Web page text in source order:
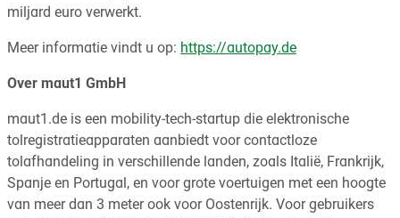
miljard euro verwerkt.
Meer informatie vindt u op: https://autopay.de
Over maut1 GmbH
maut1.de is een mobility-tech-startup die elektronische
tolregistratieapparaten aanbiedt voor contactloze
tolafhandeling in verschillende landen, zoals Italië, Frankrijk,
Spanje en Portugal, en voor grote voertuigen met een hoogte
van meer dan 3 meter ook voor Oostenrijk. Voor gebruikers